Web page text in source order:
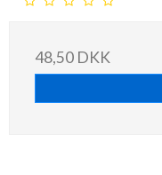
48,50 DKK